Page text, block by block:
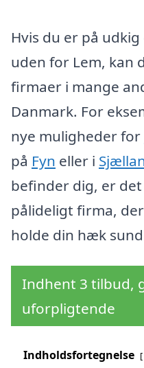
Hvis du er på
uden for Lem, kan
firmaer i mange
Danmark. For
nye muligheder for
på Fyn eller i
befinder dig, er
pålideligt firma,
holde din hæk
Indhent 3 tilbud,
uforpligtende
Indholdsfortegnelse